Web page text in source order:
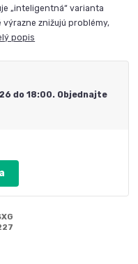
„inteligentná“ varianta
znižujú problémy,
popis
do 18:00. Objednajte